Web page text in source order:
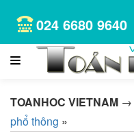
024 6680 9640
TOANHOC VIETNAM →
phổ thông »